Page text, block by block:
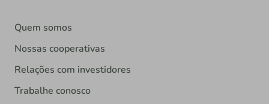
Quem somos
Nossas cooperativas
Relações com investidores
Trabalhe conosco